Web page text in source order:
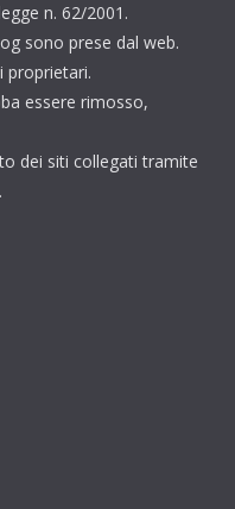
n. 62/2001.
sono prese dal web.
proprietari.
essere rimosso,
dei siti collegati tramite